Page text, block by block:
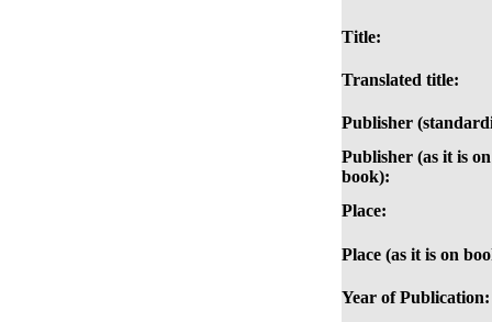
Title:
Translated title:
Publisher
Publisher (as it is on
book):
Place:
Place (as it is on
Year of Publication: